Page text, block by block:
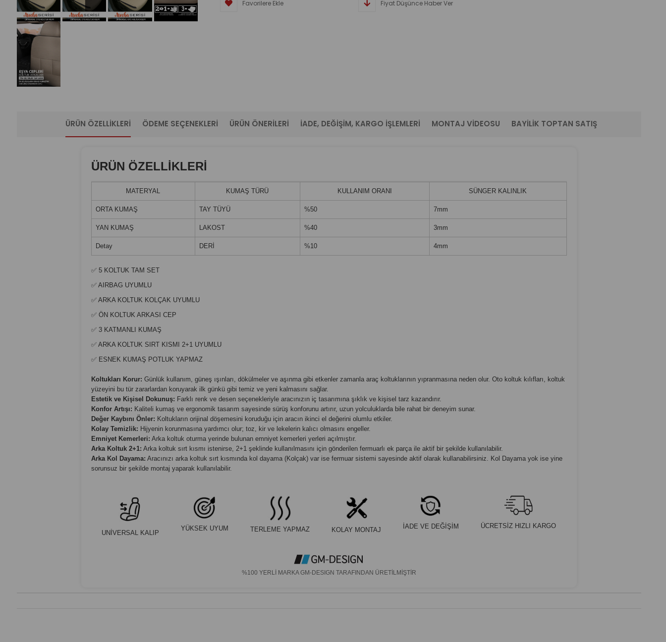
Favorilere Ekle Fiyat Düşünce Haber Ver
ÜRÜN ÖZELLIKLERI ÖDEME SEÇENEKLERI ÜRÜN ÖNERILERI İADE, DEĞIŞIM, KARGO İŞLEMLERI MONTAJ VIDEOSU BAYILIK TOPTAN SATIŞ
ÜRÜN ÖZELLİKLERİ
MATERYAL KUMAŞ TÜRÜ KULLANIM ORANI SÜNGER KALINLIK
ORTA KUMAŞ TAY TÜYÜ %50 7mm
YAN KUMAŞ LAKOST %40 3mm
Detay DERİ %10 4mm
✅ 5 KOLTUK TAM SET
✅ AIRBAG UYUMLU
✅ ARKA KOLTUK KOLÇAK UYUMLU
✅ ÖN KOLTUK ARKASI CEP
✅ 3 KATMANLI KUMAŞ
✅ ARKA KOLTUK SIRT KISMI 2+1 UYUMLU
✅ ESNEK KUMAŞ POTLUK YAPMAZ
Koltukları Korur: Günlük kullanım, güneş ışınları, dökülmeler ve aşınma gibi etkenler zamanla araç koltuklarının yıpranmasına neden olur. Oto koltuk kılıfları, koltuk
yüzeyini bu tür zararlardan koruyarak ilk günkü gibi temiz ve yeni kalmasını sağlar.
Estetik ve Kişisel Dokunuş: Farklı renk ve desen seçenekleriyle aracınızın iç tasarımına şıklık ve kişisel tarz kazandırır.
Konfor Artışı: Kaliteli kumaş ve ergonomik tasarım sayesinde sürüş konforunu artırır, uzun yolculuklarda bile rahat bir deneyim sunar.
Değer Kaybını Önler: Koltukların orijinal döşemesini koruduğu için aracın ikinci el değerini olumlu etkiler.
Kolay Temizlik: Hijyenin korunmasına yardımcı olur; toz, kir ve lekelerin kalıcı olmasını engeller.
Emniyet Kemerleri: Arka koltuk oturma yerinde bulunan emniyet kemerleri yerleri açılmıştır.
Arka Koltuk 2+1: Arka koltuk sırt kısmı istenirse, 2+1 şeklinde kullanılmasını için gönderilen fermuarlı ek parça ile aktif bir şekilde kullanılabilir.
Arka Kol Dayama: Aracınızı arka koltuk sırt kısmında kol dayama (Kolçak) var ise fermuar sistemi sayesinde aktif olarak kullanabilirsiniz. Kol Dayama yok ise yine
sorunsuz bir şekilde montaj yaparak kullanılabilir.
UNİVERSAL KALIP
YÜKSEK UYUM TERLEME YAPMAZ KOLAY MONTAJ İADE VE DEĞİŞİM ÜCRETSİZ HIZLI KARGO
%100 YERLİ MARKA GM-DESIGN TARAFINDAN ÜRETİLMİŞTİR